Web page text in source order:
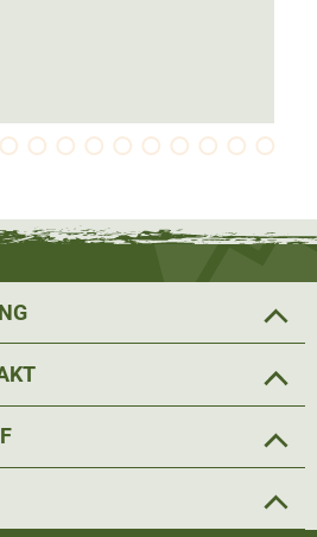
kann das Hemd besonders schnell
Zwei Druckknöpfe an den
sind im angesagten Button-
mit seitlichem
Reißverschluss
den schnellen Zugriff
3% Elasthan